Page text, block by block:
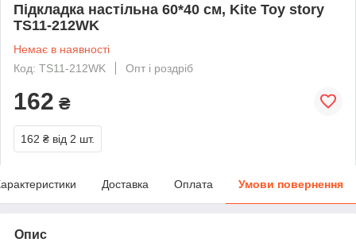
Підкладка настільна 60*40 см, Kite Toy story
TS11-212WK
Немає в наявності
Код: TS11-212WK
Опт і роздріб
162 ₴
162 ₴ від 2 шт.
Доставка Оплата Умови повернення
Опис